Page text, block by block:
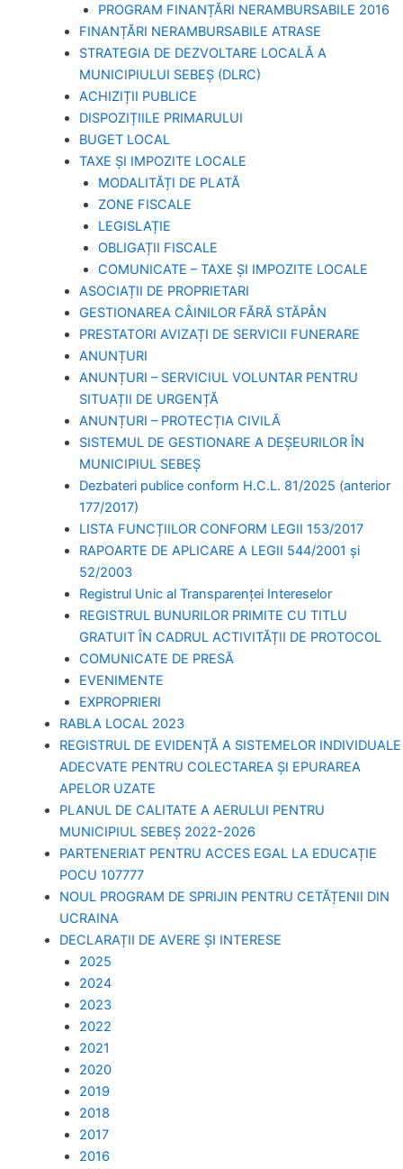
PROGRAM FINANȚĂRI NERAMBURSABILE 2016
FINANȚĂRI NERAMBURSABILE ATRASE
STRATEGIA DE DEZVOLTARE LOCALĂ A
MUNICIPIULUI SEBEȘ (DLRC)
ACHIZIȚII PUBLICE
DISPOZIȚIILE PRIMARULUI
BUGET LOCAL
TAXE ȘI IMPOZITE LOCALE
MODALITĂȚI DE PLATĂ
ZONE FISCALE
LEGISLAȚIE
OBLIGAȚII FISCALE
COMUNICATE – TAXE ȘI IMPOZITE LOCALE
ASOCIAȚII DE PROPRIETARI
GESTIONAREA CÂINILOR FĂRĂ STĂPÂN
PRESTATORI AVIZAȚI DE SERVICII FUNERARE
ANUNȚURI
ANUNȚURI – SERVICIUL VOLUNTAR PENTRU
SITUAȚII DE URGENȚĂ
ANUNȚURI – PROTECȚIA CIVILĂ
SISTEMUL DE GESTIONARE A DEȘEURILOR ÎN
MUNICIPIUL SEBEȘ
Dezbateri publice conform H.C.L. 81/2025 (anterior
177/2017)
LISTA FUNCȚIILOR CONFORM LEGII 153/2017
RAPOARTE DE APLICARE A LEGII 544/2001 și
52/2003
Registrul Unic al Transparenței Intereselor
REGISTRUL BUNURILOR PRIMITE CU TITLU
GRATUIT ÎN CADRUL ACTIVITĂȚII DE PROTOCOL
COMUNICATE DE PRESĂ
EVENIMENTE
EXPROPRIERI
RABLA LOCAL 2023
REGISTRUL DE EVIDENȚĂ A SISTEMELOR INDIVIDUALE
ADECVATE PENTRU COLECTAREA ȘI EPURAREA
APELOR UZATE
PLANUL DE CALITATE A AERULUI PENTRU
MUNICIPIUL SEBEȘ 2022-2026
PARTENERIAT PENTRU ACCES EGAL LA EDUCAȚIE
POCU 107777
NOUL PROGRAM DE SPRIJIN PENTRU CETĂȚENII DIN
UCRAINA
DECLARAȚII DE AVERE ȘI INTERESE
2025
2024
2023
2022
2021
2020
2019
2018
2017
2016